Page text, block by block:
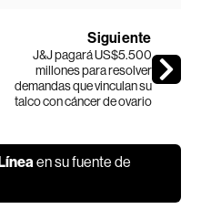
Siguiente
J&J pagará US$5.500
millones para resolver
demandas que vinculan su
talco con cáncer de ovario
en su fuente de